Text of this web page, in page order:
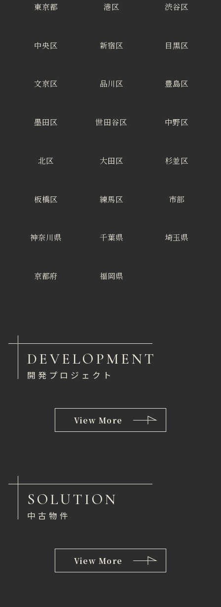
東京都 港区 渋谷区
中央区 新宿区 目黒区
文京区 品川区 豊島区
墨田区 世田谷区 中野区
北区 大田区 杉並区
板橋区 練馬区 市部
神奈川県 千葉県 埼玉県
京都府 福岡県
DEVELOPMENT
開発プロジェクト
View More
SOLUTION
中古物件
View More